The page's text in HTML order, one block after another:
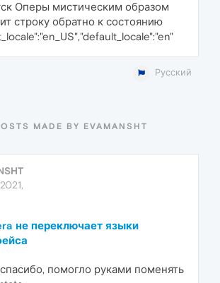
Оперы мистическим образом
строку обратно к состоянию
Русский
MADE BY EVAMANSHT
не переключает языки
помогло руками поменять